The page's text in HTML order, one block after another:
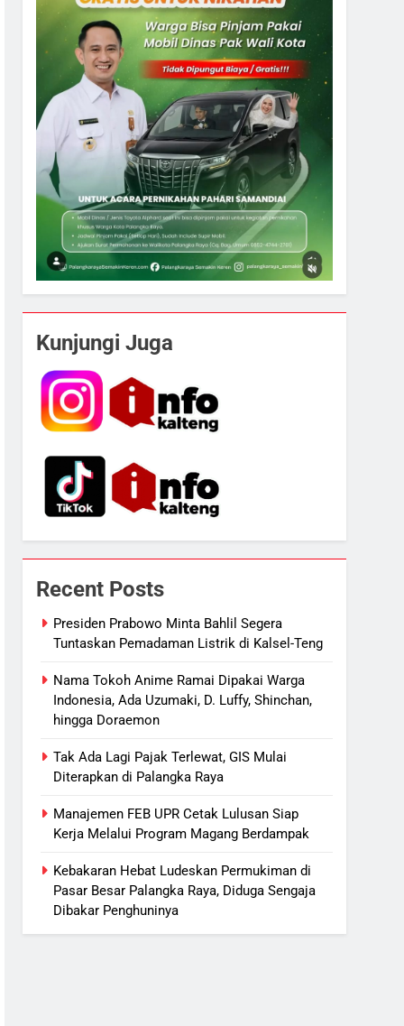
Kunjungi Juga
Recent Posts
Presiden Prabowo Minta Bahlil Segera
Tuntaskan Pemadaman Listrik di Kalsel-Teng
Nama Tokoh Anime Ramai Dipakai Warga
Indonesia, Ada Uzumaki, D. Luffy, Shinchan,
hingga Doraemon
Tak Ada Lagi Pajak Terlewat, GIS Mulai
Diterapkan di Palangka Raya
Manajemen FEB UPR Cetak Lulusan Siap
Kerja Melalui Program Magang Berdampak
Kebakaran Hebat Ludeskan Permukiman di
Pasar Besar Palangka Raya, Diduga Sengaja
Dibakar Penghuninya